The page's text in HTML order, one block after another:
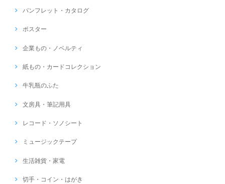
パンフレット・カタログ
ポスター
企業もの・ノベルティ
紙もの・カードコレクション
牛乳瓶のふた
文房具・筆記用具
レコード・ソノシート
ミュージックテープ
生活雑貨・家電
切手・コイン・はがき